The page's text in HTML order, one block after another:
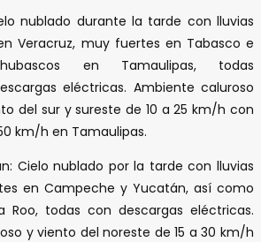
nublado durante la tarde con lluvias
Veracruz, muy fuertes en Tabasco e
en Tamaulipas, todas
eléctricas. Ambiente caluroso
del sur y sureste de 10 a 25 km/h con
km/h en Tamaulipas.
Cielo nublado por la tarde con lluvias
en Campeche y Yucatán, así como
Roo, todas con descargas eléctricas.
y viento del noreste de 15 a 30 km/h